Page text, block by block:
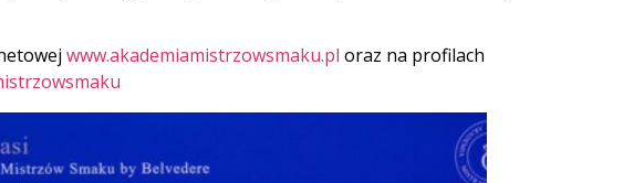
www.akademiamistrzowsmaku.pl oraz na profilach